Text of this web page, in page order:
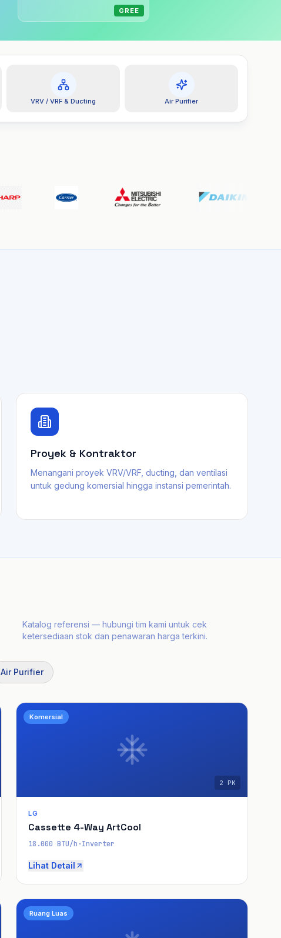
VRV / VRF & Ducting Air Purifier
Proyek & Kontraktor
Menangani proyek VRV/VRF, ducting, dan ventilasi
untuk gedung komersial hingga instansi pemerintah.
Katalog referensi — hubungi tim kami untuk cek
ketersediaan stok dan penawaran harga terkini.
Air Purifier
Komersial
2 PK
LG
Cassette 4-Way ArtCool
18.000 BTU/h ·Inverter
Lihat Detail
Ruang Luas